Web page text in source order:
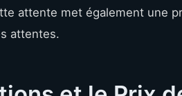
attente met également une
attentes.